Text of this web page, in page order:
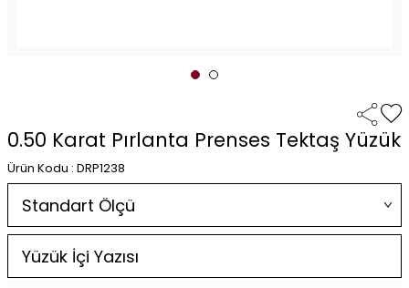
0.50 Karat Pırlanta Prenses Tektaş Yüzük
Ürün Kodu : DRP1238